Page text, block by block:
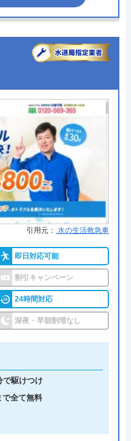
報
ーンライフ
広芝町6-10
休）
カード銀行振込（社員
件
は公式HPでご確認ください
すめの理由
ラブルを24時間365日
場に一番近いスタッフ
ずか10分～20分で駆け
を突破する実績がある
」「水が出ない」「水
どの症状に対応。作業
利用できるホームペー
で、お電話の際に「限
引用元： 水の生活救急車
即日対応可能
割引キャンペーン
24時間対応
深夜・早朝割増なし
で駆けつけ
で全て無料